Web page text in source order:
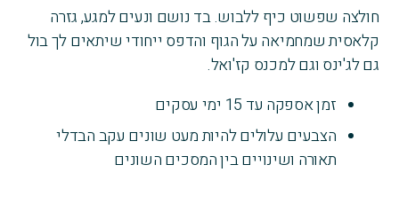
המידות
4
-
(Copy)
חולצה שפשוט כיף ללבוש. בד נושם ונעים למגע, גזרה
קלאסית שמחמיאה על הגוף והדפס ייחודי שיתאים לך בול
גם לג'ינס וגם למכנס קז'ואל.
זמן אספקה עד 15 ימי עסקים
הצבעים עלולים להיות מעט שונים עקב הבדלי
תאורה ושינויים בין המסכים השונים